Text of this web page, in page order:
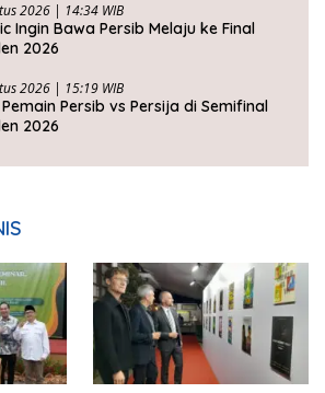
2026 | 14:34 WIB
Ingin Bawa Persib Melaju ke Final
2026
2026 | 15:19 WIB
Pemain Persib vs Persija di Semifinal
2026